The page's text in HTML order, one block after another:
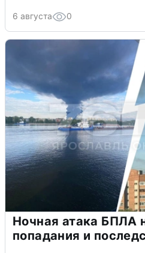
6 августа 0
Ночная атака БПЛА
попадания и